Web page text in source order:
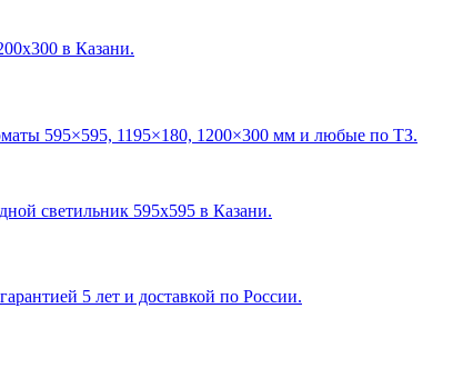
в Казани.
595×595, 1195×180, 1200×300 мм и любые по ТЗ.
светильник 595х595 в Казани.
5 лет и доставкой по России.